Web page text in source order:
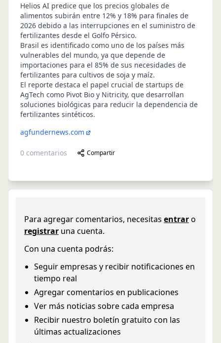
Helios AI predice que los precios globales de
alimentos subirán entre 12% y 18% para finales de
2026 debido a las interrupciones en el suministro de
fertilizantes desde el Golfo Pérsico.
Brasil es identificado como uno de los países más
vulnerables del mundo, ya que depende de
importaciones para el 85% de sus necesidades de
fertilizantes para cultivos de soja y maíz.
El reporte destaca el papel crucial de startups de
AgTech como Pivot Bio y Nitricity, que desarrollan
soluciones biológicas para reducir la dependencia de
fertilizantes sintéticos.
agfundernews.com
0 comentarios Compartir
Para agregar comentarios, necesitas entraro
registrar una cuenta.
Con una cuenta podrás:
Seguir empresas y recibir notificaciones en
tiempo real
Agregar comentarios en publicaciones
Ver más noticias sobre cada empresa
Recibir nuestro boletín gratuito con las
últimas actualizaciones